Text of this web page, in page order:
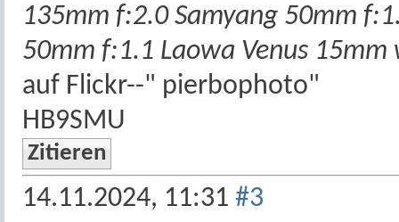
135mm f:2.0 Samyang 50mm
50mm f:1.1 Laowa Venus 15mm
auf Flickr--" pierbophoto"
HB9SMU
Zitieren
14.11.2024, 11:31 #3